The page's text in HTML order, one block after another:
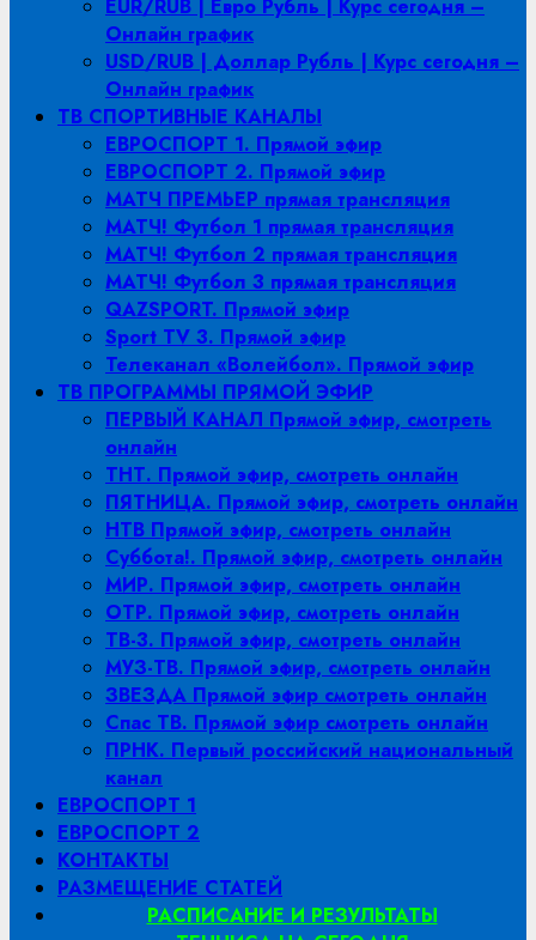
EUR/RUB | Евро Рубль | Курс сегодня –
Онлайн график
USD/RUB | Доллар Рубль | Курс сегодня –
Онлайн график
ТВ СПОРТИВНЫЕ КАНАЛЫ
ЕВРОСПОРТ 1. Прямой эфир
ЕВРОСПОРТ 2. Прямой эфир
МАТЧ ПРЕМЬЕР прямая трансляция
МАТЧ! Футбол 1 прямая трансляция
МАТЧ! Футбол 2 прямая трансляция
МАТЧ! Футбол 3 прямая трансляция
QAZSPORT. Прямой эфир
Sport TV 3. Прямой эфир
Телеканал «Волейбол». Прямой эфир
ТВ ПРОГРАММЫ ПРЯМОЙ ЭФИР
ПЕРВЫЙ КАНАЛ Прямой эфир, смотреть
онлайн
ТНТ. Прямой эфир, смотреть онлайн
ПЯТНИЦА. Прямой эфир, смотреть онлайн
НТВ Прямой эфир, смотреть онлайн
Суббота!. Прямой эфир, смотреть онлайн
МИР. Прямой эфир, смотреть онлайн
ОТР. Прямой эфир, смотреть онлайн
ТВ-3. Прямой эфир, смотреть онлайн
МУЗ-ТВ. Прямой эфир, смотреть онлайн
ЗВЕЗДА Прямой эфир смотреть онлайн
Спас ТВ. Прямой эфир смотреть онлайн
ПРНК. Первый российский национальный
канал
ЕВРОСПОРТ 1
ЕВРОСПОРТ 2
КОНТАКТЫ
РАЗМЕЩЕНИЕ СТАТЕЙ
РАСПИСАНИЕ И РЕЗУЛЬТАТЫ